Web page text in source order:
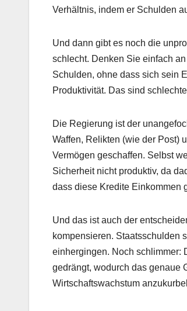
Verhältnis, indem er Schulden
Und dann gibt es noch die
schlecht. Denken Sie einfach
Schulden, ohne dass sich sein
Produktivität. Das sind
Die Regierung ist der
Waffen, Relikten (wie der Post)
Vermögen geschaffen. Selbst
Sicherheit nicht produktiv, da
dass diese Kredite Einkommen
Und das ist auch der
kompensieren. Staatsschulden
einhergingen. Noch schlimmer:
gedrängt, wodurch das genaue
Wirtschaftswachstum